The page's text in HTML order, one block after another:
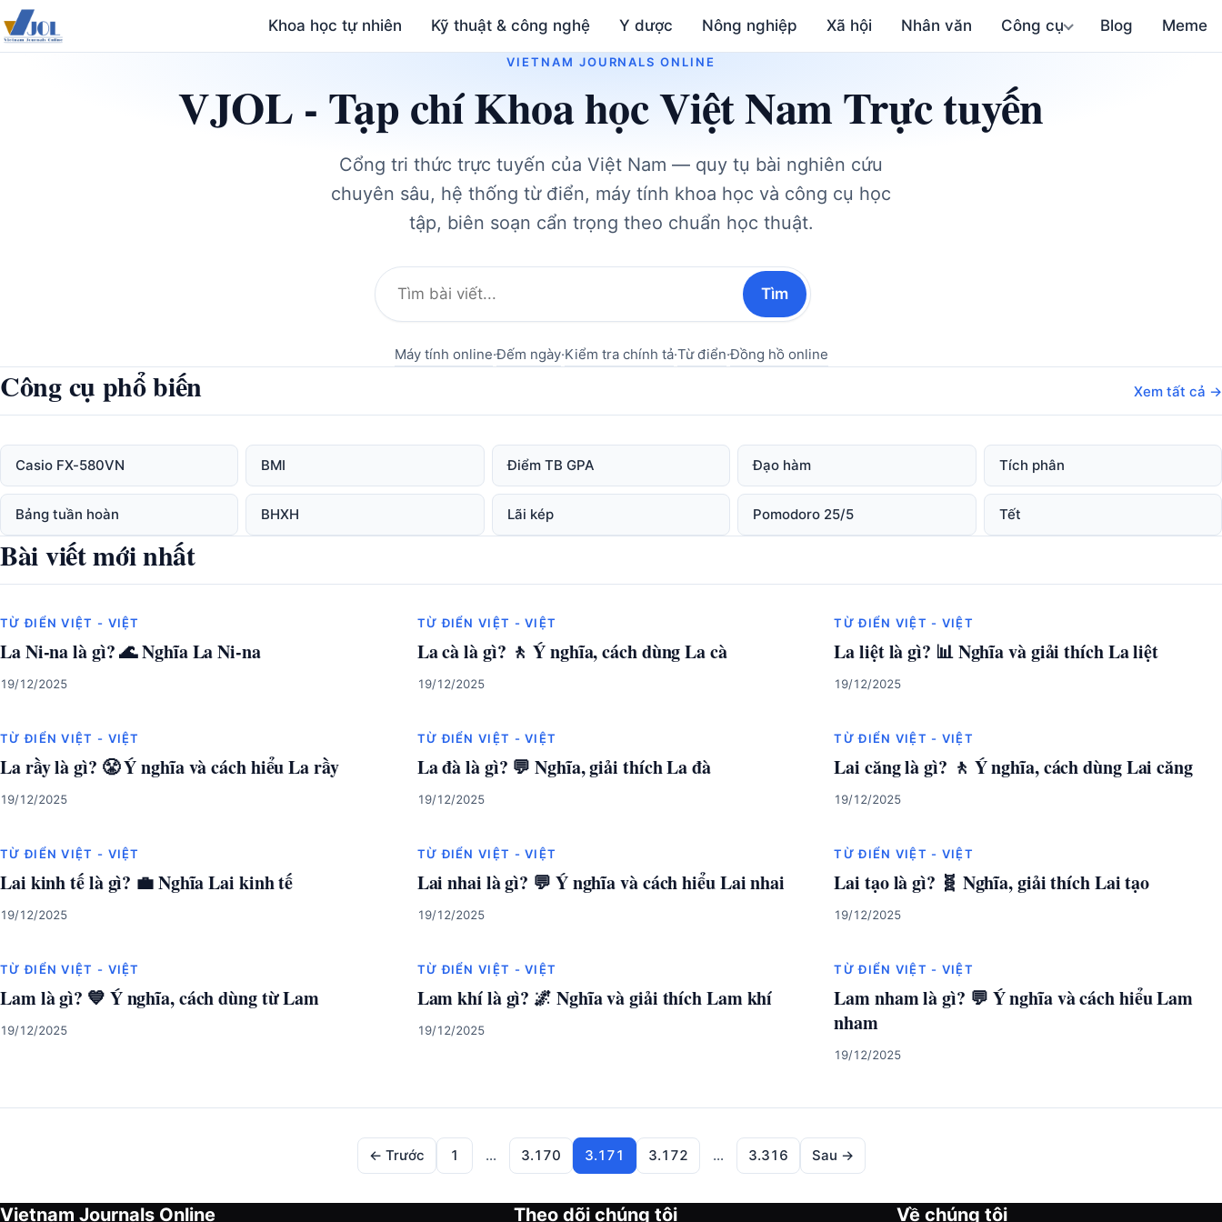
Khoa học tự nhiên Kỹ thuật & công nghệ Y dược Nông nghiệp Xã hội Nhân văn Công cụ Blog Meme
VIETNAM JOURNALS ONLINE
VJOL - Tạp chí Khoa học Việt Nam Trực tuyến
Cổng tri thức trực tuyến của Việt Nam — quy tụ bài nghiên cứu
chuyên sâu, hệ thống từ điển, máy tính khoa học và công cụ học
tập, biên soạn cẩn trọng theo chuẩn học thuật.
Tìm
kiếm:
Tìm
Tìm
Máy tính online·Đếm ngày·Kiểm tra chính tả·Từ điển·Đồng hồ online
Công cụ phổ biến Xem tất cả →
Casio FX-580VN BMI Điểm TB GPA Đạo hàm Tích phân
Bảng tuần hoàn BHXH Lãi kép Pomodoro 25/5 Tết
Bài viết mới nhất
TỪ ĐIỂN VIỆT - VIỆT
La Ni-na là gì? 🌊 Nghĩa La Ni-na
19/12/2025
TỪ ĐIỂN VIỆT - VIỆT
La cà là gì? 🚶 Ý nghĩa, cách dùng La cà
19/12/2025
TỪ ĐIỂN VIỆT - VIỆT
La liệt là gì? 📊 Nghĩa và giải thích La liệt
19/12/2025
TỪ ĐIỂN VIỆT - VIỆT
La rầy là gì? 😤 Ý nghĩa và cách hiểu La rầy
19/12/2025
TỪ ĐIỂN VIỆT - VIỆT
La đà là gì? 💬 Nghĩa, giải thích La đà
19/12/2025
TỪ ĐIỂN VIỆT - VIỆT
Lai căng là gì? 🚶 Ý nghĩa, cách dùng Lai căng
19/12/2025
TỪ ĐIỂN VIỆT - VIỆT
Lai kinh tế là gì? 💼 Nghĩa Lai kinh tế
19/12/2025
TỪ ĐIỂN VIỆT - VIỆT
Lai nhai là gì? 💬 Ý nghĩa và cách hiểu Lai nhai
19/12/2025
TỪ ĐIỂN VIỆT - VIỆT
Lai tạo là gì? 🧬 Nghĩa, giải thích Lai tạo
19/12/2025
TỪ ĐIỂN VIỆT - VIỆT
Lam là gì? 💙 Ý nghĩa, cách dùng từ Lam
19/12/2025
TỪ ĐIỂN VIỆT - VIỆT
Lam khí là gì? 🌌 Nghĩa và giải thích Lam khí
19/12/2025
TỪ ĐIỂN VIỆT - VIỆT
Lam nham là gì? 💬 Ý nghĩa và cách hiểu Lam
nham
19/12/2025
← Trước 1 … 3.170 3.171 3.172 … 3.316 Sau →
Vietnam Journals Online Theo dõi chúng tôi Về chúng tôi